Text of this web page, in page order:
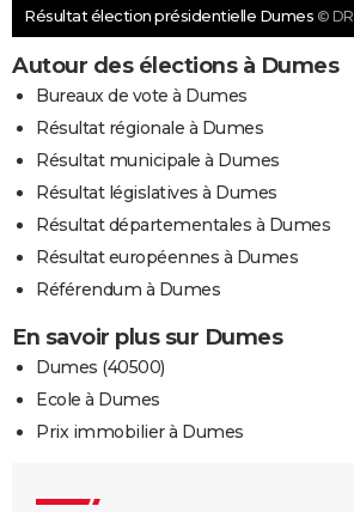
Résultat élection présidentielle Dumes © DR
Autour des élections à Dumes
Bureaux de vote à Dumes
Résultat régionale à Dumes
Résultat municipale à Dumes
Résultat législatives à Dumes
Résultat départementales à Dumes
Résultat européennes à Dumes
Référendum à Dumes
En savoir plus sur Dumes
Dumes (40500)
Ecole à Dumes
Prix immobilier à Dumes